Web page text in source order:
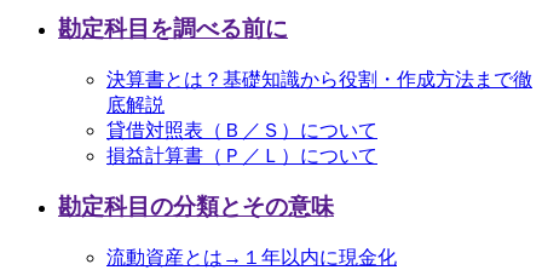
勘定科目を調べる前に
決算書とは？基礎知識から役割・作成方法まで徹
底解説
貸借対照表（Ｂ／Ｓ）について
損益計算書（Ｐ／Ｌ）について
勘定科目の分類とその意味
流動資産とは→１年以内に現金化